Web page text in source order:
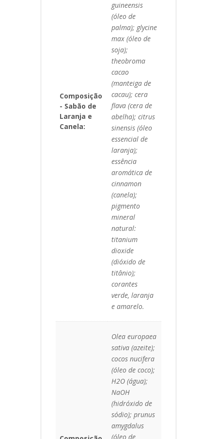
Composição
- Sabão de
Laranja e
Canela:
guineensis
(óleo de
palma); glycine
max (óleo de
soja);
theobroma
cacao
(manteiga de
cacau); cera
flava (cera de
abelha); citrus
sinensis (óleo
essencial de
laranja);
essência
aromática de
cinnamon
(canela);
pigmento
mineral
natural:
titanium
dioxide
(dióxido de
titânio);
corantes
verde, laranja
e amarelo.
Olea europaea
sativa (azeite);
cocos nucifera
(óleo de coco);
H2O (água);
NaOH
(hidróxido de
sódio); prunus
amygdalus
(óleo de